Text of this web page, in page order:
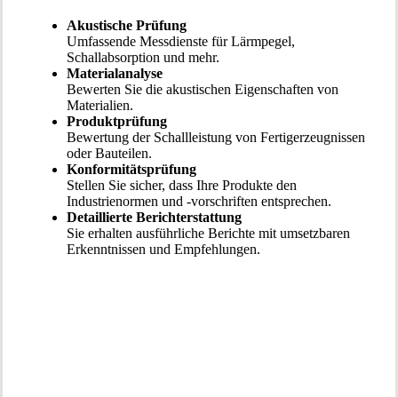
Akustische Prüfung
Umfassende Messdienste für Lärmpegel,
Schallabsorption und mehr.
Materialanalyse
Bewerten Sie die akustischen Eigenschaften von
Materialien.
Produktprüfung
Bewertung der Schallleistung von Fertigerzeugnissen
oder Bauteilen.
Konformitätsprüfung
Stellen Sie sicher, dass Ihre Produkte den
Industrienormen und -vorschriften entsprechen.
Detaillierte Berichterstattung
Sie erhalten ausführliche Berichte mit umsetzbaren
Erkenntnissen und Empfehlungen.